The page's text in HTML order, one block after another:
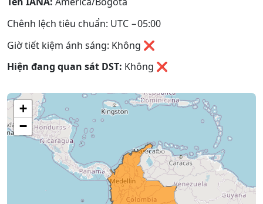
Chênh lệch tiêu chuẩn: UTC −05:00
Giờ tiết kiệm ánh sáng: Không ❌
Hiện đang quan sát DST: Không ❌
+
−